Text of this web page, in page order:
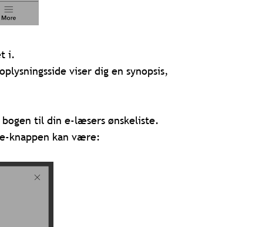
i.
viser dig en synopsis,
til din e-læsers ønskeliste.
knappen kan være: